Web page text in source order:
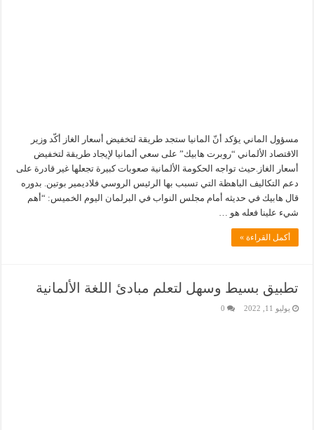
مسؤول الماني يؤكد أنّ المانيا ستجد طريقة لتخفيض أسعار الغاز أكّد وزير
الاقتصاد الألماني “روبرت هابيك” على سعي ألمانيا لإيجاد طريقة لتخفيض
أسعار الغاز.حيث تواجه الحكومة الألمانية صعوبات كبيرة تجعلها غير قادرة على
دعم التكاليف الباهظة التي تسبب بها الرئيس الروسي فلاديمير بوتين. بدوره
قال هابيك في حديثه أمام مجلس النواب في البرلمان اليوم الخميس: “أهم
شيء علينا فعله هو …
أكمل القراءة »
تطبيق بسيط وسهل لتعلم مبادئ اللغة الألمانية
يوليو 11, 2022 0